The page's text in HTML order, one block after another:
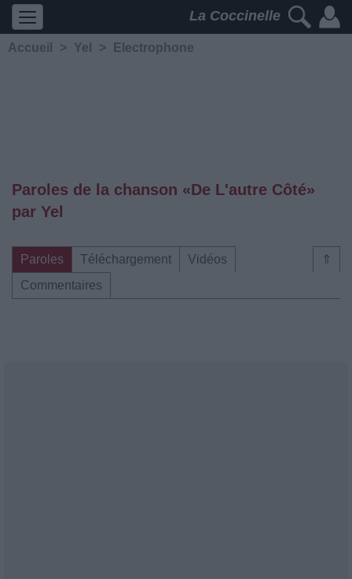
La Coccinelle
Accueil > Yel > Electrophone
Paroles de la chanson «De L'autre Côté»
par Yel
⇑
Paroles Téléchargement
Vidéos
Commentaires